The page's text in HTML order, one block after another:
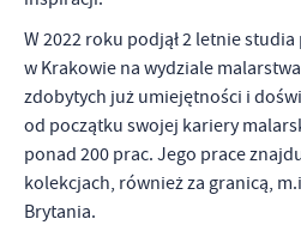
W 2022 roku podjął 2 letnie
w Krakowie na wydziale
zdobytych już umiejętności i
od początku swojej kariery
ponad 200 prac. Jego prace
kolekcjach, również za granicą,
Brytania.
wykorzystywania witryny internetowej,
z jaką odwiedzane są nasze serwisy
ocenę naszych serwisów
popularności wśród użytkowników.
przetwarzane w formie
analityczne pliki cookies gwarantuje
funkcjonalności.
Reklamowe
Dzięki reklamowym plikom cookies
informacje i aktualności na stronach
Promocyjne pliki cookies służą do
komunikatów na podstawie analizy
zwyczajów dotyczących przeglądanej
Więcej